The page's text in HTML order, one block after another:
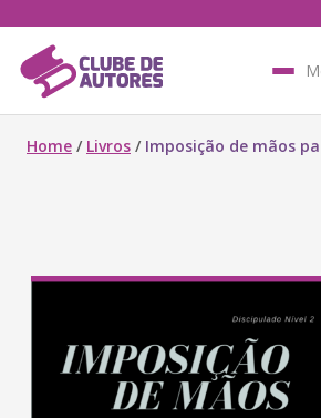
Home / Livros / Imposição de mãos